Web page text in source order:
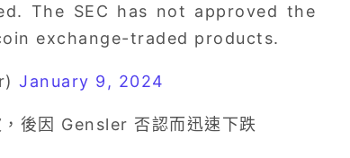
The SEC has not approved the
exchange-traded products.
January 9, 2024
後因 Gensler 否認而迅速下跌